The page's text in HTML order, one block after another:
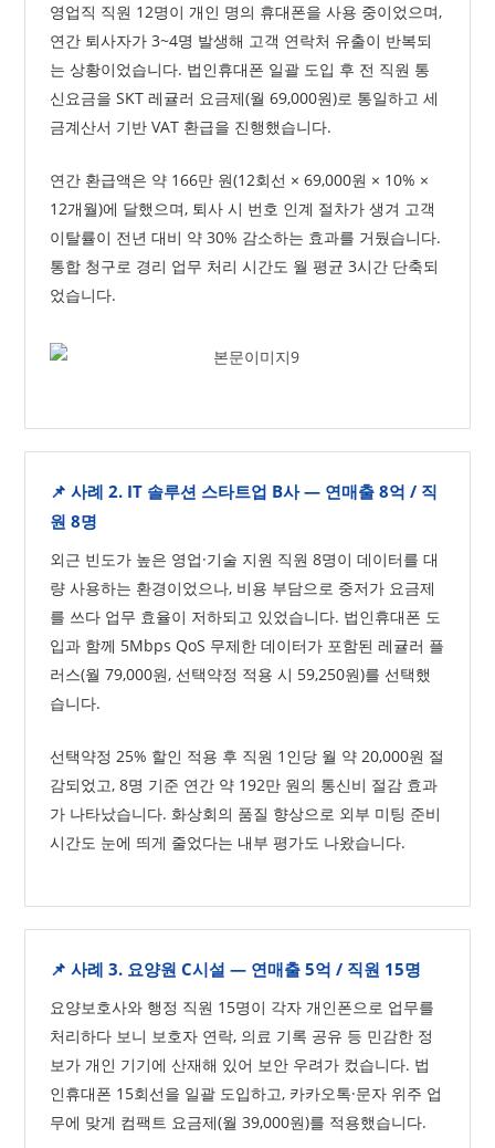
영업직 직원 12명이 개인 명의 휴대폰을 사용 중이었으며,
연간 퇴사자가 3~4명 발생해 고객 연락처 유출이 반복되
는 상황이었습니다. 법인휴대폰 일괄 도입 후 전 직원 통
신요금을 SKT 레귤러 요금제(월 69,000원)로 통일하고 세
금계산서 기반 VAT 환급을 진행했습니다.
연간 환급액은 약 166만 원(12회선 × 69,000원 × 10% ×
12개월)에 달했으며, 퇴사 시 번호 인계 절차가 생겨 고객
이탈률이 전년 대비 약 30% 감소하는 효과를 거뒀습니다.
통합 청구로 경리 업무 처리 시간도 월 평균 3시간 단축되
었습니다.
📌 사례 2. IT 솔루션 스타트업 B사 — 연매출 8억 / 직
원 8명
외근 빈도가 높은 영업·기술 지원 직원 8명이 데이터를 대
량 사용하는 환경이었으나, 비용 부담으로 중저가 요금제
를 쓰다 업무 효율이 저하되고 있었습니다. 법인휴대폰 도
입과 함께 5Mbps QoS 무제한 데이터가 포함된 레귤러 플
러스(월 79,000원, 선택약정 적용 시 59,250원)를 선택했
습니다.
선택약정 25% 할인 적용 후 직원 1인당 월 약 20,000원 절
감되었고, 8명 기준 연간 약 192만 원의 통신비 절감 효과
가 나타났습니다. 화상회의 품질 향상으로 외부 미팅 준비
시간도 눈에 띄게 줄었다는 내부 평가도 나왔습니다.
📌 사례 3. 요양원 C시설 — 연매출 5억 / 직원 15명
요양보호사와 행정 직원 15명이 각자 개인폰으로 업무를
처리하다 보니 보호자 연락, 의료 기록 공유 등 민감한 정
보가 개인 기기에 산재해 있어 보안 우려가 컸습니다. 법
인휴대폰 15회선을 일괄 도입하고, 카카오톡·문자 위주 업
무에 맞게 컴팩트 요금제(월 39,000원)를 적용했습니다.